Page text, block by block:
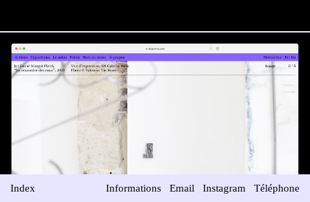
Index Informations Email Instagram Téléphone